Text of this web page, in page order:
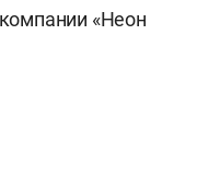
«Неон